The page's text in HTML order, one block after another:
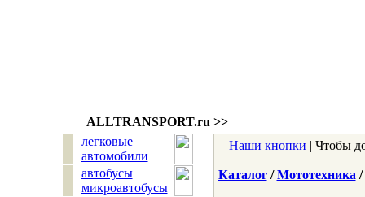
ALLTRANSPORT.ru >>
легковые
автомобили
автобусы
микроавтобусы
Наши кнопки | Чтобы
Каталог/Мототехника /